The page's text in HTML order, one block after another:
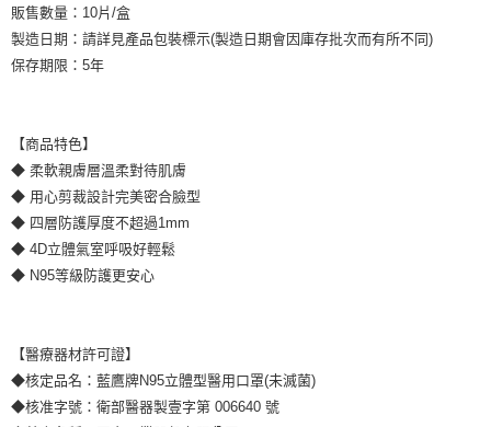
販售數量：10片/盒
製造日期：請詳見產品包裝標示(製造日期會因庫存批次而有所不同)
保存期限：5年
【商品特色】
◆ 柔軟親膚層溫柔對待肌膚
◆ 用心剪裁設計完美密合臉型
◆ 四層防護厚度不超過1mm
◆ 4D立體氣室呼吸好輕鬆
◆ N95等級防護更安心
【醫療器材許可證】
◆核定品名：藍鷹牌N95立體型醫用口罩(未滅菌)
◆核准字號：衛部醫器製壹字第 006640 號